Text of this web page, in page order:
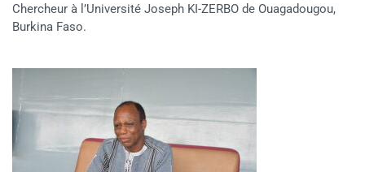
Chercheur à l’Université Joseph KI-ZERBO de Ouagadougou,
Burkina Faso.